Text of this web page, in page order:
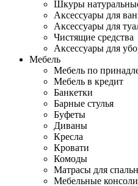
Шкуры
Аксессуары для
Аксессуары для
Чистящие средства
Аксессуары для
Мебель
Мебель по
Мебель в кредит
Банкетки
Барные стулья
Буфеты
Диваны
Кресла
Кровати
Комоды
Матрасы для
Мебельные консоли